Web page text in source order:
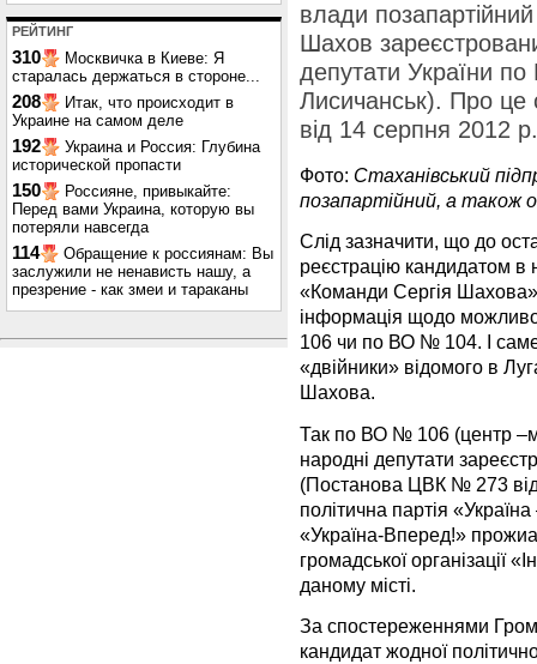
РЕЙТИНГ
310
Москвичка в Киеве: Я
старалась держаться в стороне...
208
Итак, что происходит в
Украине на самом деле
192
Украина и Россия: Глубина
исторической пропасти
150
Россияне, привыкайте:
Перед вами Украина, которую вы
потеряли навсегда
114
Обращение к россиянам: Вы
заслужили не ненависть нашу, а
презрение - как змеи и тараканы
влади
Шахов
депутати України
Лисичанськ). Про
від 14 серпня 2012
Фото: Стаханівський
позапартійний, а
Слід зазначити, що до
реєстрацію кандидатом
«Команди Сергія
інформація щодо
106 чи по ВО № 104. І саме
«двійники» відомого в
Шахова.
Так по ВО № 106 (центр
народні депутати
(Постанова ЦВК № 273
політична партія
«Україна-Вперед!»
громадської організації
даному місті.
За спостереженнями
кандидат жодної